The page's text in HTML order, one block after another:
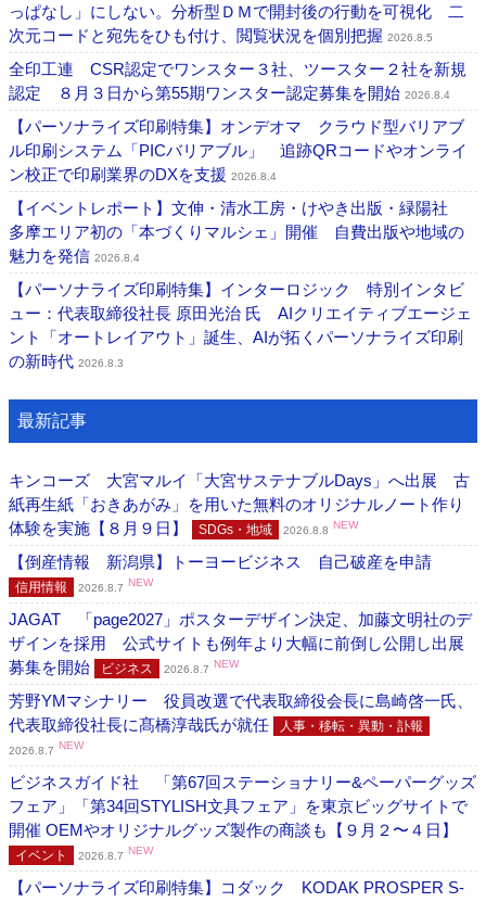
っぱなし」にしない。分析型ＤＭで開封後の行動を可視化 二
次元コードと宛先をひも付け、閲覧状況を個別把握 2026.8.5
全印工連 CSR認定でワンスター３社、ツースター２社を新規
認定 ８月３日から第55期ワンスター認定募集を開始 2026.8.4
【パーソナライズ印刷特集】オンデオマ クラウド型バリアブ
ル印刷システム「PICバリアブル」 追跡QRコードやオンライ
ン校正で印刷業界のDXを支援 2026.8.4
【イベントレポート】文伸・清水工房・けやき出版・緑陽社
多摩エリア初の「本づくりマルシェ」開催 自費出版や地域の
魅力を発信 2026.8.4
【パーソナライズ印刷特集】インターロジック 特別インタビ
ュー：代表取締役社長 原田光治 氏 AIクリエイティブエージェ
ント「オートレイアウト」誕生、AIが拓くパーソナライズ印刷
の新時代 2026.8.3
最新記事
キンコーズ 大宮マルイ「大宮サステナブルDays」へ出展 古
紙再生紙「おきあがみ」を用いた無料のオリジナルノート作り
体験を実施【８月９日】
SDGs・地域 2026.8.8 NEW
【倒産情報 新潟県】トーヨービジネス 自己破産を申請
信用情報 2026.8.7 NEW
JAGAT 「page2027」ポスターデザイン決定、加藤文明社のデ
ザインを採用 公式サイトも例年より大幅に前倒し公開し出展
募集を開始
ビジネス 2026.8.7 NEW
芳野YMマシナリー 役員改選で代表取締役会長に島崎啓一氏、
代表取締役社長に髙橋淳哉氏が就任
人事・移転・異動・訃報
2026.8.7 NEW
ビジネスガイド社 「第67回ステーショナリー&ペーパーグッズ
フェア」「第34回STYLISH文具フェア」を東京ビッグサイトで
開催 OEMやオリジナルグッズ製作の商談も【９月２〜４日】
イベント 2026.8.7 NEW
【パーソナライズ印刷特集】コダック KODAK PROSPER S-